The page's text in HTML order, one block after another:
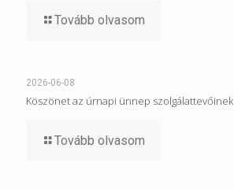
Tovább olvasom
2026-06-08
Köszönet az úrnapi ünnep szolgálattevőinek
Tovább olvasom